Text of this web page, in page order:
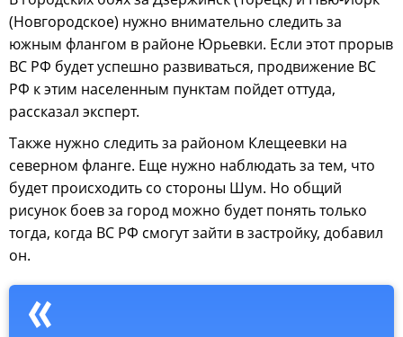
(Новгородское) нужно внимательно следить за
южным флангом в районе Юрьевки. Если этот прорыв
ВС РФ будет успешно развиваться, продвижение ВС
РФ к этим населенным пунктам пойдет оттуда,
рассказал эксперт.
Также нужно следить за районом Клещеевки на
северном фланге. Еще нужно наблюдать за тем, что
будет происходить со стороны Шум. Но общий
рисунок боев за город можно будет понять только
тогда, когда ВС РФ смогут зайти в застройку, добавил
он.